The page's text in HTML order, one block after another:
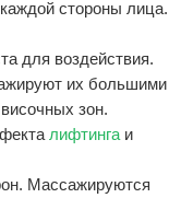
стороны лица.
для воздействия.
их большими
зон.
лифтинга и
Массажируются